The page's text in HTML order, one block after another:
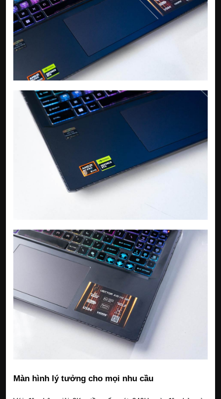
Màn hình lý tưởng cho mọi nhu cầu